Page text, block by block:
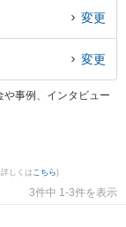
『行政処分の不服申
事務所を構える弁護士
決の実績豊富な相模
お困りの相談者さん
変更
変更
や事例、インタビュー
しくはこちら)
3件中 1-3件を表示